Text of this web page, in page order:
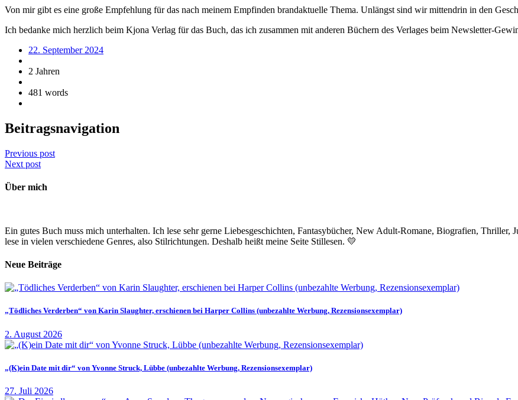
Von mir gibt es eine große Empfehlung für das nach meinem Empfinden brandaktuelle Thema. Unlängst sind wir mittendrin in den
Ich bedanke mich herzlich beim Kjona Verlag für das Buch, das ich zusammen mit anderen Büchern des Verlages beim Newsletter-
22. September 2024
2 Jahren
481 words
Beitragsnavigation
Previous post
Next post
Über mich
Ein gutes Buch muss mich unterhalten. Ich lese sehr gerne Liebesgeschichten, Fantasybücher, New Adult-Romane, Biografien,
lese in vielen verschiedene Genres, also Stilrichtungen. Deshalb heißt meine Seite Stillesen. 💛
Neue Beiträge
„Tödliches Verderben“ von Karin Slaughter, erschienen bei Harper Collins (unbezahlte Werbung, Rezensionsexemplar)
2. August 2026
„(K)ein Date mit dir“ von Yvonne Struck, Lübbe (unbezahlte Werbung, Rezensionsexemplar)
27. Juli 2026